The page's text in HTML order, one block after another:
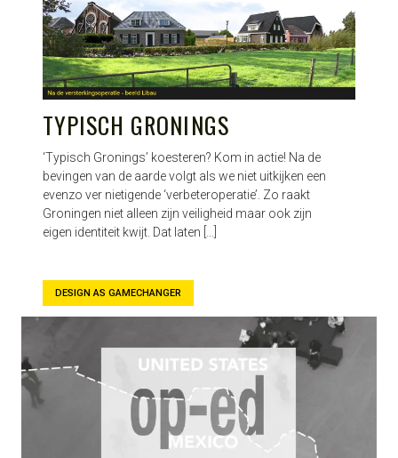
TYPISCH GRONINGS
‘Typisch Gronings’ koesteren? Kom in actie! Na de
bevingen van de aarde volgt als we niet uitkijken een
evenzo ver nietigende ‘verbeteroperatie’. Zo raakt
Groningen niet alleen zijn veiligheid maar ook zijn
eigen identiteit kwijt. Dat laten […]
DESIGN AS GAMECHANGER